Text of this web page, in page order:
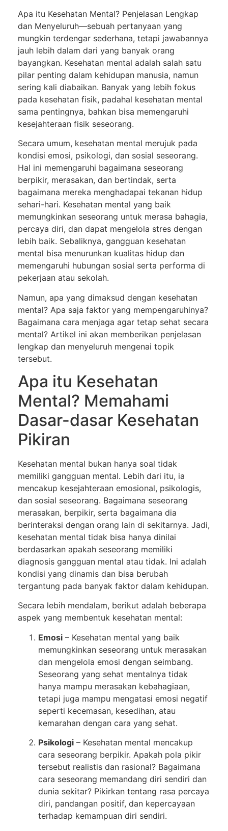
Apa itu Kesehatan Mental? Penjelasan Lengkap
dan Menyeluruh—sebuah pertanyaan yang
mungkin terdengar sederhana, tetapi jawabannya
jauh lebih dalam dari yang banyak orang
bayangkan. Kesehatan mental adalah salah satu
pilar penting dalam kehidupan manusia, namun
sering kali diabaikan. Banyak yang lebih fokus
pada kesehatan fisik, padahal kesehatan mental
sama pentingnya, bahkan bisa memengaruhi
kesejahteraan fisik seseorang.
Secara umum, kesehatan mental merujuk pada
kondisi emosi, psikologi, dan sosial seseorang.
Hal ini memengaruhi bagaimana seseorang
berpikir, merasakan, dan bertindak, serta
bagaimana mereka menghadapai tekanan hidup
sehari-hari. Kesehatan mental yang baik
memungkinkan seseorang untuk merasa bahagia,
percaya diri, dan dapat mengelola stres dengan
lebih baik. Sebaliknya, gangguan kesehatan
mental bisa menurunkan kualitas hidup dan
memengaruhi hubungan sosial serta performa di
pekerjaan atau sekolah.
Namun, apa yang dimaksud dengan kesehatan
mental? Apa saja faktor yang mempengaruhinya?
Bagaimana cara menjaga agar tetap sehat secara
mental? Artikel ini akan memberikan penjelasan
lengkap dan menyeluruh mengenai topik
tersebut.
Apa itu Kesehatan
Mental? Memahami
Dasar-dasar Kesehatan
Pikiran
Kesehatan mental bukan hanya soal tidak
memiliki gangguan mental. Lebih dari itu, ia
mencakup kesejahteraan emosional, psikologis,
dan sosial seseorang. Bagaimana seseorang
merasakan, berpikir, serta bagaimana dia
berinteraksi dengan orang lain di sekitarnya. Jadi,
kesehatan mental tidak bisa hanya dinilai
berdasarkan apakah seseorang memiliki
diagnosis gangguan mental atau tidak. Ini adalah
kondisi yang dinamis dan bisa berubah
tergantung pada banyak faktor dalam kehidupan.
Secara lebih mendalam, berikut adalah beberapa
aspek yang membentuk kesehatan mental:
Emosi – Kesehatan mental yang baik
memungkinkan seseorang untuk merasakan
dan mengelola emosi dengan seimbang.
Seseorang yang sehat mentalnya tidak
hanya mampu merasakan kebahagiaan,
tetapi juga mampu mengatasi emosi negatif
seperti kecemasan, kesedihan, atau
kemarahan dengan cara yang sehat.
Psikologi – Kesehatan mental mencakup
cara seseorang berpikir. Apakah pola pikir
tersebut realistis dan rasional? Bagaimana
cara seseorang memandang diri sendiri dan
dunia sekitar? Pikirkan tentang rasa percaya
diri, pandangan positif, dan kepercayaan
terhadap kemampuan diri sendiri.